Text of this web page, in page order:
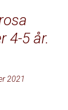
4-5 år.
2021